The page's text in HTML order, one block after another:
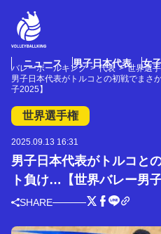
ニュース 男子日本代表 女
バレーボールキング 代表 世界選
男子日本代表がトルコとの初戦でまさ
子2025】
世界選手権
2025.09.13 16:31
男子日本代表がトルコと
ト負け…【世界バレー男子
SHARE